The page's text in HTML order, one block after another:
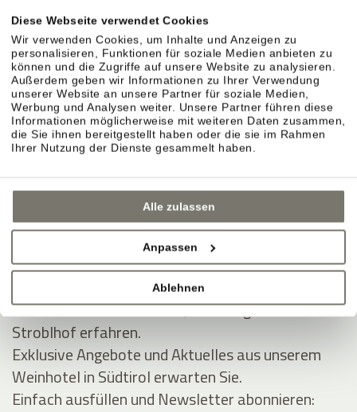
Diese Webseite verwendet Cookies
Wir verwenden Cookies, um Inhalte und Anzeigen zu
personalisieren, Funktionen für soziale Medien anbieten zu
können und die Zugriffe auf unsere Website zu analysieren.
Außerdem geben wir Informationen zu Ihrer Verwendung
unserer Website an unsere Partner für soziale Medien,
Werbung und Analysen weiter. Unsere Partner führen diese
Informationen möglicherweise mit weiteren Daten zusammen,
die Sie ihnen bereitgestellt haben oder die sie im Rahmen
Ihrer Nutzung der Dienste gesammelt haben.
Alle zulassen
Anpassen
Ablehnen
Kauf widerrufen
Informationen zum Widerrufsrecht hier
JOIN THE COMMUNITY
Seien Sie unter den Ersten, die Neuigkeiten vom
Stroblhof erfahren.
Exklusive Angebote und Aktuelles aus unserem
Weinhotel in Südtirol erwarten Sie.
Einfach ausfüllen und Newsletter abonnieren: